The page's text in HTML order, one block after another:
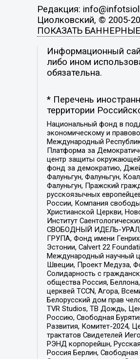
Редакция:
Циолковский, © 2005-
ПОКАЗАТЬ
Информационный
либо ином
обязательна.
* Перечень
территории
Национальный фонд в
экономическому и
Международный
Платформа за
центр защиты окружающей
фонд за демократию,
Фалуньгун, Фалуньгун,
Фалуньгун, Пражский
русскоязычных
России, Компания
Христианской Церкви,
Институт
СВОБОДНЫЙ ИДЕЛЬ-УРАЛ,
ГРУПА, Фонд имени
Эстонии, Calvert 22
Международный научный
Швеции, Проект Медуза,
Солидарность с
общества Россия,
церквей TCCN, Агора,
Белорусский дом прав
TVR Studios, ТВ Дождь,
Россию, Свободная
Развития, Комитет-2024,
трактатов Свидетелей
РЭНД корпорейшн,
Россия Берлин,